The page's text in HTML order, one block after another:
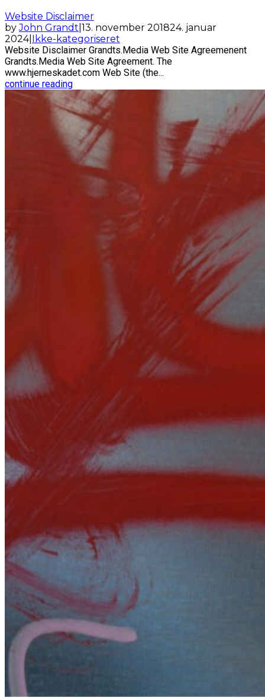
Website Disclaimer
byJohn Grandt 13. november 201824. januar
2024| Ikke-kategoriseret
Website Disclaimer Grandts.Media Web Site Agreemenent
Grandts.Media Web Site Agreement. The
www.hjerneskadet.com Web Site (the...
continue reading